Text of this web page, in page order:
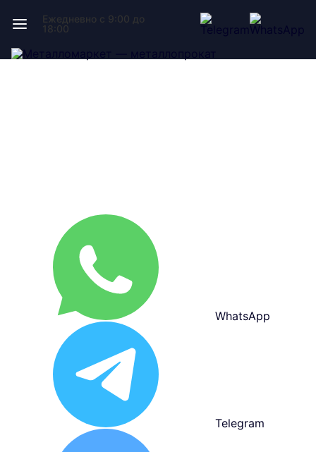
Ежедневно с 9:00 до
18:00
WhatsApp
Telegram